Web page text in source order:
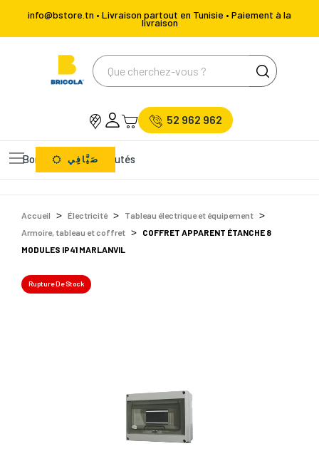
info@bstore.tn • Livraison partout en Tunisie • Paiement à la
livraison
52 962 962
Bons Plans Nouveautés
صَيَّافِي
Accueil Électricité
Tableau électrique et équipement
Armoire, tableau et coffret
COFFRET APPARENT ÉTANCHE 8
MODULES IP41 MARLANVIL
Rupture De Stock